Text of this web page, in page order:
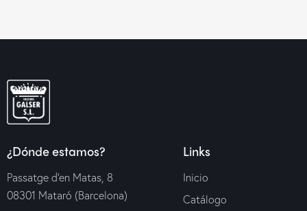
¿Dónde estamos?
Passatge d’en Matas, 8
08301 Mataró (Barcelona)
Links
Inicio
Catálogo